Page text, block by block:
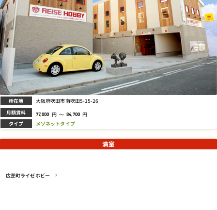
所在地 大阪府吹田市南吹田5-15-26
月額賃料 77,000 円 ～ 84,700 円
タイプ メゾネットタイプ
広芝町ライゼホビー
満室